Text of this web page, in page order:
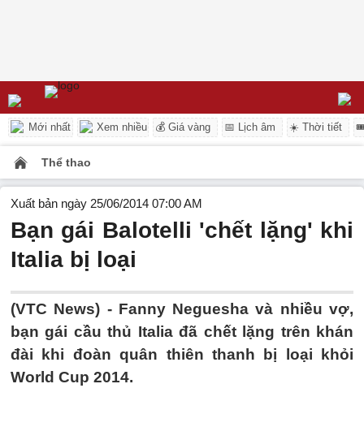
Mới nhất Xem nhiều 💰 Giá vàng 📅 Lịch âm ☀️ Thời tiết
Thể thao
Xuất bản ngày 25/06/2014 07:00 AM
Bạn gái Balotelli 'chết lặng' khi
Italia bị loại
(VTC News) - Fanny Neguesha và nhiều vợ,
bạn gái cầu thủ Italia đã chết lặng trên khán
đài khi đoàn quân thiên thanh bị loại khỏi
World Cup 2014.